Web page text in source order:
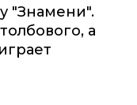
"Знамени".
а